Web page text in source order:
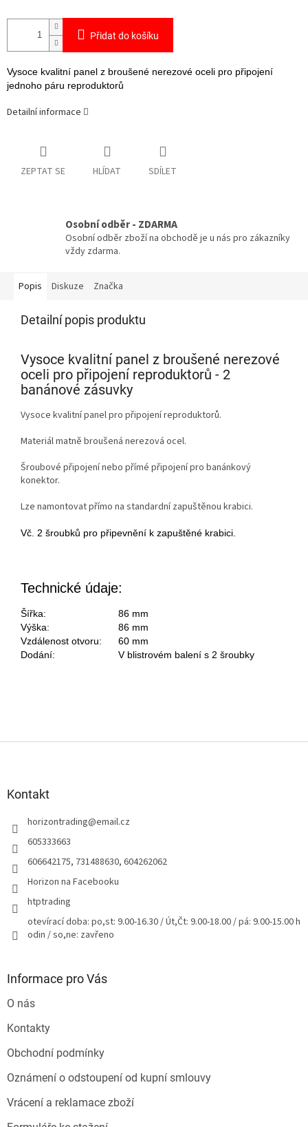
Přidat do košíku
Vysoce kvalitní panel z broušené nerezové oceli pro připojení
jednoho páru reproduktorů
Detailní informace
ZEPTAT SE HLÍDAT SDÍLET
Osobní odběr - ZDARMA
Osobní odběr zboží na obchodě je u nás pro zákazníky
vždy zdarma.
Popis Diskuze Značka
Detailní popis produktu
Vysoce kvalitní panel z broušené nerezové
oceli pro připojení reproduktorů - 2
banánové zásuvky
Vysoce kvalitní panel pro připojení reproduktorů.
Materiál matně broušená nerezová ocel.
Šroubové připojení nebo přímé připojení pro banánkový
konektor.
Lze namontovat přímo na standardní zapuštěnou krabici.
Vč. 2 šroubků pro připevnění k zapuštěné krabici.
Technické údaje:
Šířka:
86 mm
Výška:
86 mm
Vzdálenost otvoru: 60 mm
Dodání:
V blistrovém balení s 2 šroubky
Kontakt
horizontrading@email.cz
605333663
606642175, 731488630, 604262062
Horizon na Facebooku
htptrading
otevírací doba: po,st: 9.00-16.30 / Út,Čt: 9.00-18.00 / pá: 9.00-15.00 h
odin / so,ne: zavřeno
Informace pro Vás
O nás
Kontakty
Obchodní podmínky
Oznámení o odstoupení od kupní smlouvy
Vrácení a reklamace zboží